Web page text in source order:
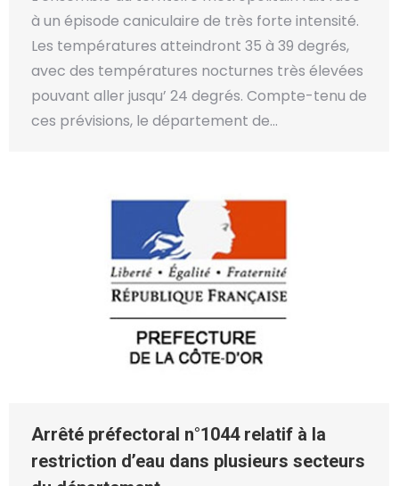
à un épisode caniculaire de très forte intensité.
Les températures atteindront 35 à 39 degrés,
avec des températures nocturnes très élevées
pouvant aller jusqu’ 24 degrés. Compte-tenu de
ces prévisions, le département de…
Arrêté préfectoral n°1044 relatif à la
restriction d’eau dans plusieurs secteurs